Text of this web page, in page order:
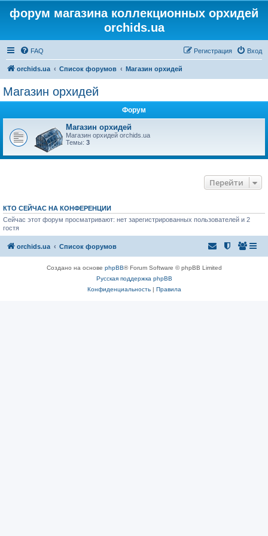
форум магазина коллекционных орхидей
orchids.ua
FAQ Вход
Регистрация
orchids.ua Список форумов Магазин орхидей
Магазин орхидей
Форум
Магазин орхидей
Магазин орхидей orchids.ua
Темы: 3
Перейти
КТО СЕЙЧАС НА КОНФЕРЕНЦИИ
Сейчас этот форум просматривают: нет зарегистрированных пользователей и 2
гостя
orchids.ua Список форумов
Создано на основе phpBB® Forum Software © phpBB Limited
Русская поддержка phpBB
Конфиденциальность| Правила